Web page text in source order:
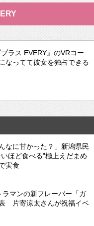
ラス EVERY』のVRコー
ってて彼女を独占できる
なに甘かった？」新潟県民
ほど食べる”極上えだまめ
実食
マンの新フレーバー「ガ
片寄涼太さんが祝福イベ